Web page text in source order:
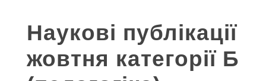
Наукові публікації
жовтня категорії Б